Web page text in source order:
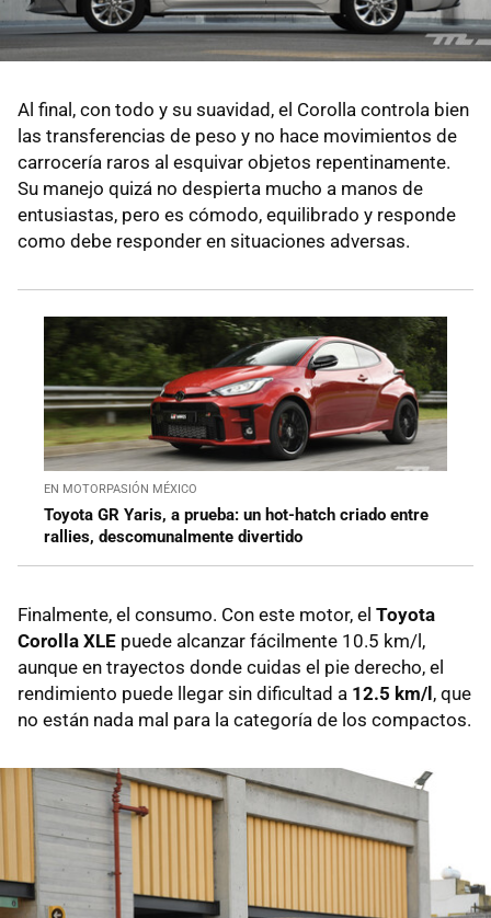
Al final, con todo y su suavidad, el Corolla controla bien
las transferencias de peso y no hace movimientos de
carrocería raros al esquivar objetos repentinamente.
Su manejo quizá no despierta mucho a manos de
entusiastas, pero es cómodo, equilibrado y responde
como debe responder en situaciones adversas.
EN MOTORPASIÓN MÉXICO
Toyota GR Yaris, a prueba: un hot-hatch criado entre
rallies, descomunalmente divertido
Finalmente, el consumo. Con este motor, el Toyota
Corolla XLE puede alcanzar fácilmente 10.5 km/l,
aunque en trayectos donde cuidas el pie derecho, el
rendimiento puede llegar sin dificultad a 12.5 km/l , que
no están nada mal para la categoría de los compactos.